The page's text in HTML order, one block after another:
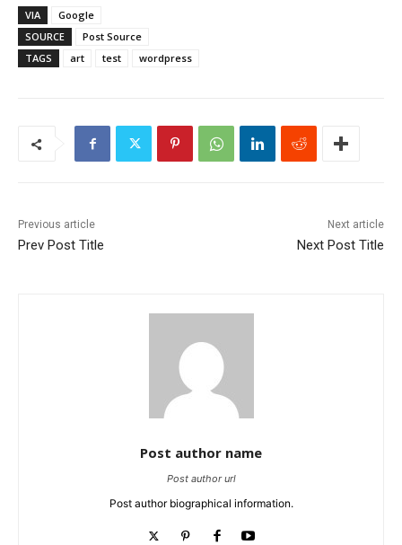
VIA
Google
SOURCE
Post Source
TAGS
art test wordpress
Previous article
Prev Post Title
Next article
Next Post Title
Post author name
Post author url
Post author biographical information.